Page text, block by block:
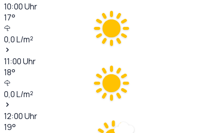
10:00Uhr
17°
0,0L/m²
11:00Uhr
18°
0,0L/m²
12:00Uhr
19°